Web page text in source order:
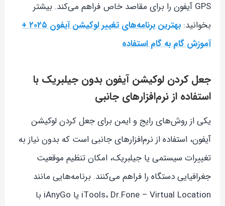
GPS آیفون را برای مقاصد خاص فراهم می‌کند. بیشتر
بخوانید:
بهترین برنامه‌های تغییر لوکیشن آیفون ۲۰۲۵ +
آموزش گام به گام استفاده
جعل کردن لوکیشن آیفون بدون جیلبریک با
استفاده از نرم‌افزارهای جانبی
یکی از روش‌های رایج و ایمن برای جعل کردن لوکیشن
آیفون، استفاده از نرم‌افزارهای جانبی است که بدون نیاز به
تغییرات سیستمی یا جیلبریک، امکان تنظیم موقعیت
جغرافیایی دستگاه را فراهم می‌کنند. برنامه‌هایی مانند
iTools، Dr.Fone – Virtual Location یا iAnyGo با